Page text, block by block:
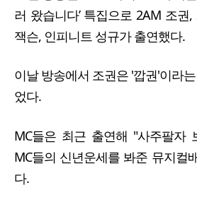
러 왔습니다’ 특집으로 2AM 조권
잭슨, 인피니트 성규가 출연했다.
이날 방송에서 조권은 '깝권'이라
었다.
MC들은 최근 출연해 "사주팔자
MC들의 신년운세를 봐준 뮤지컬
다.